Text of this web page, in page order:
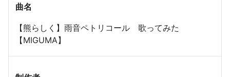
曲名
【熊らしく】雨音ペトリコール 歌ってみた
【MIGUMA】